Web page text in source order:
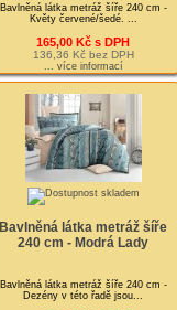
Bavlněná látka metráž šíře 240 cm -
Květy červené/šedé. ...
165,00 Kč s DPH
136,36 Kč bez DPH
... více informací
Bavlněná látka metráž šíře
240 cm - Modrá Lady
Bavlněná látka metráž šíře 240 cm -
Dezény v této řadě jsou...